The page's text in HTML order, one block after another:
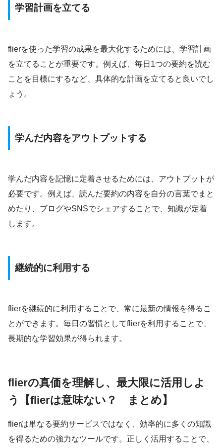
学習計画を立てる
flierを使った学習の成果を最大化するためには、学習計画
を立てることが重要です。例えば、毎日1つの要約を読む
ことを目標にするなど、具体的な計画を立てると良いでし
ょう。
学んだ内容をアウトプットする
学んだ内容を記憶に定着させるためには、アウトプットが
必要です。例えば、読んだ要約の内容を自分の言葉でまと
めたり、ブログやSNSでシェアすることで、知識が定着
します。
継続的に利用する
flierを継続的に利用することで、常に最新の情報を得るこ
とができます。毎日の習慣としてflierを利用することで、
長期的な学習効果が得られます。
flierの真価を理解し、最大限に活用しよ
う
【flierは意味ない？ まとめ】
flierは単なる要約サービスではなく、効率的に多くの知識
を得るための強力なツールです。正しく活用することで、